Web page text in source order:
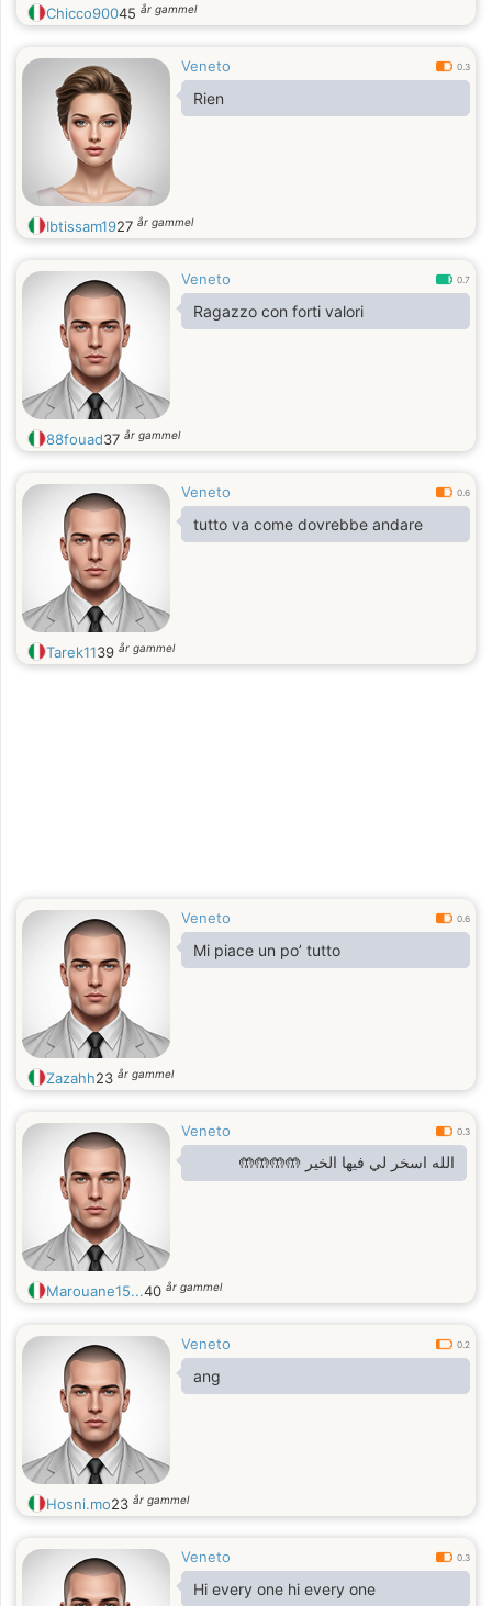
Chicco90045 år gammel
Veneto 0.3
Rien
Ibtissam1927 år gammel
Veneto 0.7
Ragazzo con forti valori
88fouad37 år gammel
Veneto 0.6
tutto va come dovrebbe andare
Tarek1139 år gammel
Veneto 0.6
Mi piace un po’ tutto
Zazahh23 år gammel
Veneto 0.3
الله اسخر لي فيها الخير 🤲🤲🤲🤲
Marouane15...40 år gammel
Veneto 0.2
ang
Hosni.mo23 år gammel
Veneto 0.3
Hi every one hi every one